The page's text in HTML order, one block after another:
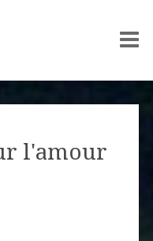
l'amour